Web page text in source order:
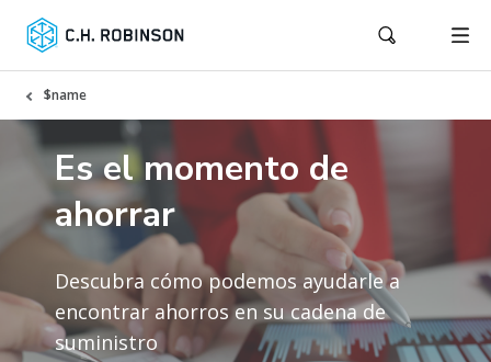
$name
Es el momento de
ahorrar
Descubra cómo podemos ayudarle a
encontrar ahorros en su cadena de
suministro